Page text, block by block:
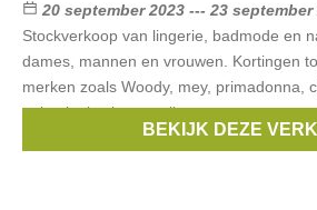
20 september 2023 --- 23 september
Stockverkoop van lingerie, badmode en
dames, mannen en vrouwen. Kortingen
merken zoals Woody, mey, primadonna,
anita, louisa bracq, ulla,
Woody,Aubade,Anita,
BEKIJK DEZE